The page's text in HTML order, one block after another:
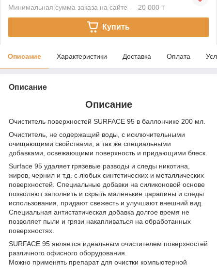
Минимальная сумма заказа на сайте — 20 000 ₸
Купить
Описание Характеристики Доставка Оплата
Описание
Описание
Очиститель поверхностей SURFACE 95 в баллончике 200 мл.
Очиститель, не содержащий воды, с исключительными
очищающими свойствами, а так же специальными
добавками, освежающими поверхность и придающими блеск.
Surface 95 удаляет грязевые разводы и следы никотина,
жиров, чернил и т.д. с любых синтетических и металлических
поверхностей. Специальные добавки на силиконовой основе
позволяют заполнить и скрыть маленькие царапины и следы
использования, придают свежесть и улучшают внешний вид.
Специальная антистатическая добавка долгое время не
позволяет пыли и грязи накапливаться на обработанных
поверхностях.
SURFACE 95 является идеальным очистителем поверхностей
различного офисного оборудования.
Можно применять препарат для очистки компьютерной